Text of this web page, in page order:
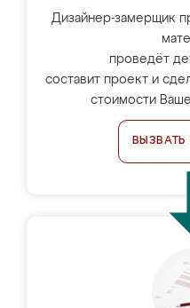
Дизайнер-замерщик
проведёт
составит проект и
стоимости